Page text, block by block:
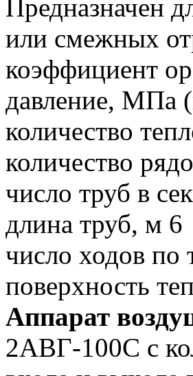
Предназначен
или смежных
коэффициент
давление, МПа
количество
количество
число труб в
длина труб, м 6
число ходов по
поверхность
Аппарат
2АВГ-100С с